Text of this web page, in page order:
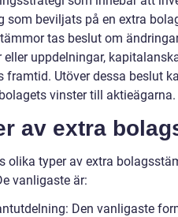
som beviljats på en extra
tas beslut om
eller uppdelningar,
framtid. Utöver dessa beslut
vinster till aktieägarna.
av extra
olika typer av extra
vanligaste är:
Den vanligaste